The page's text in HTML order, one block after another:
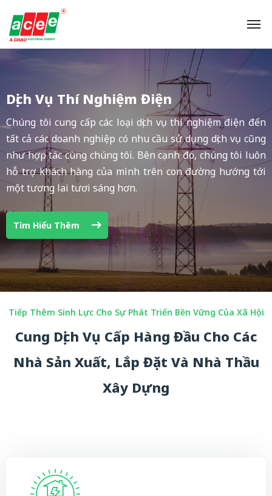
Dịch Vụ Thí Nghiệm Điện
Chúng tôi cung cấp các loại dịch vụ thí nghiệm điện đến
tất cả các doanh nghiệp có nhu cầu sử dụng dịch vụ cũng
như hợp tác cùng chúng tôi. Bên cạnh đó, chúng tôi luôn
hỗ trợ khách hàng của mình trên con đường hướng tới
một tương lai tươi sáng hơn.
Tìm Hiểu Thêm
Tiếp Thêm Sinh Lực Cho Sự Phát Triển Bền Vững Của Xã Hội
Cung Dịch Vụ Cấp Hàng Đầu Cho Các
Nhà Sản Xuất, Lắp Đặt Và Nhà Thầu
Xây Dựng